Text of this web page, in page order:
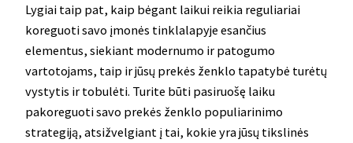
Lygiai taip pat, kaip bėgant laikui reikia reguliariai
koreguoti savo įmonės tinklalapyje esančius
elementus, siekiant modernumo ir patogumo
vartotojams, taip ir jūsų prekės ženklo tapatybė turėtų
vystytis ir tobulėti. Turite būti pasiruošę laiku
pakoreguoti savo prekės ženklo populiarinimo
strategiją, atsižvelgiant į tai, kokie yra jūsų tikslinės